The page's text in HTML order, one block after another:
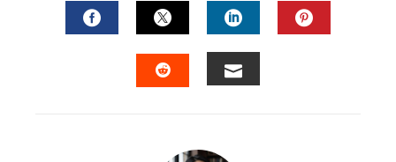
FACEBOOKTWITTERLINKEDIN